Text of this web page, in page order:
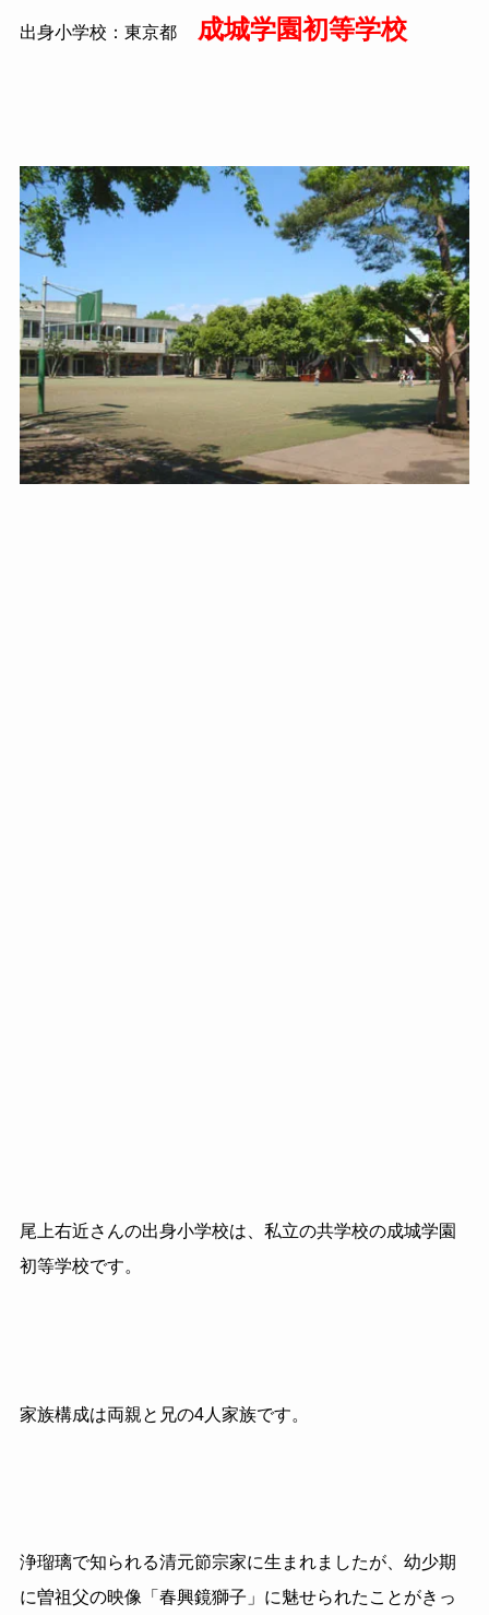
出身小学校：東京都 成城学園初等学校
尾上右近さんの出身小学校は、私立の共学校の成城学園
初等学校です。
家族構成は両親と兄の4人家族です。
浄瑠璃で知られる清元節宗家に生まれましたが、幼少期
に曽祖父の映像「春興鏡獅子」に魅せられたことがきっ